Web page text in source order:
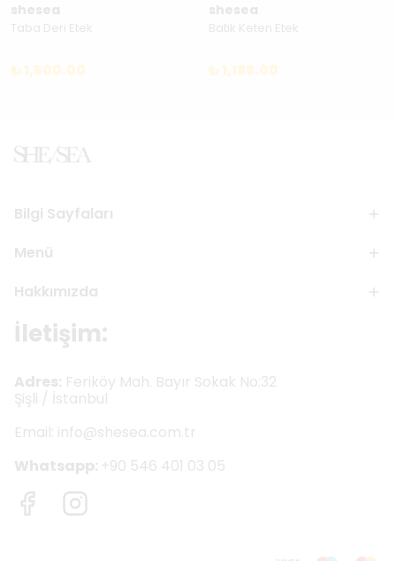
shesea
Taba Deri Etek
₺ 1,500.00
shesea
Batik Keten Etek
₺ 1,188.00
Bilgi Sayfaları
Menü
Hakkımızda
İletişim:
Adres: Feriköy Mah. Bayır Sokak No:32
Şişli / İstanbul
Email: info@shesea.com.tr
Whatsapp: +90 546 401 03 05